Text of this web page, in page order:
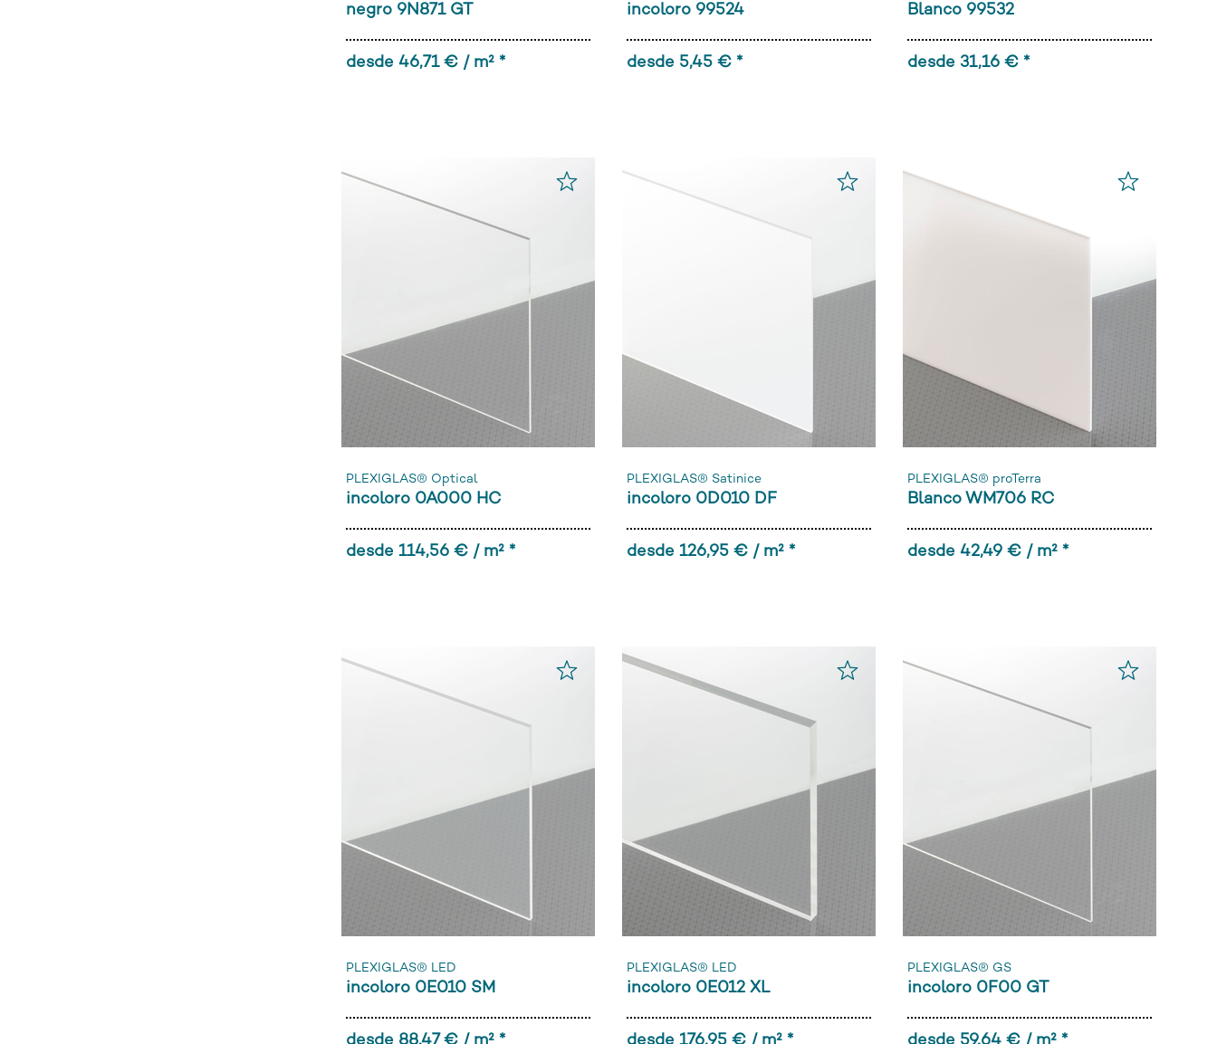
negro 9N871 GT
desde 46,71 € / m² *
incoloro 99524
desde 5,45 € *
Blanco 99532
desde 31,16 € *
PLEXIGLAS® Optical
incoloro 0A000 HC
desde 114,56 € / m² *
PLEXIGLAS® Satinice
incoloro 0D010 DF
desde 126,95 € / m² *
PLEXIGLAS® proTerra
Blanco WM706 RC
desde 42,49 € / m² *
PLEXIGLAS® LED
incoloro 0E010 SM
desde 88,47 € / m² *
PLEXIGLAS® LED
incoloro 0E012 XL
desde 176,95 € / m² *
PLEXIGLAS® GS
incoloro 0F00 GT
desde 59,64 € / m² *